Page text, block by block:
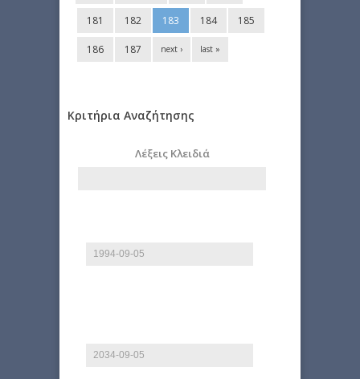
181 182 183 184 185
186 187 next › last »
Κριτήρια Αναζήτησης
Λέξεις Κλειδιά